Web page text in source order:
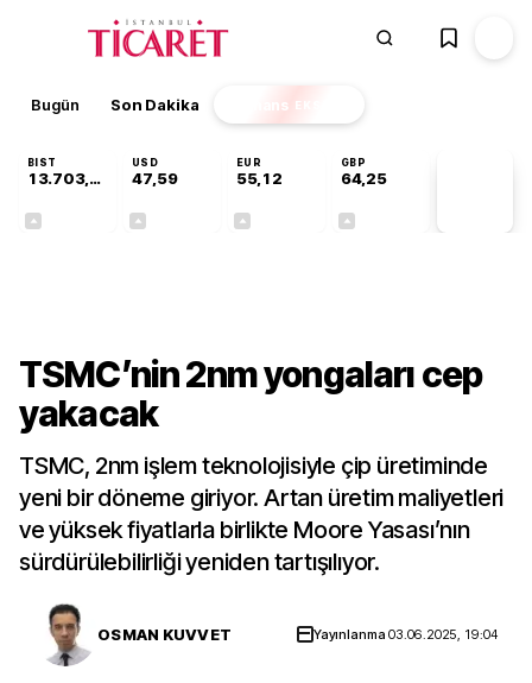
Bugün Son Dakika Finans EKSTRA
BIST
13.703,13
USD
47,59
EUR
55,12
GBP
64,25
TSMC’nin 2nm yongaları cep
yakacak
TSMC, 2nm işlem teknolojisiyle çip üretiminde
yeni bir döneme giriyor. Artan üretim maliyetleri
ve yüksek fiyatlarla birlikte Moore Yasası’nın
sürdürülebilirliği yeniden tartışılıyor.
OSMAN KUVVET Yayınlanma03.06.2025, 19:04